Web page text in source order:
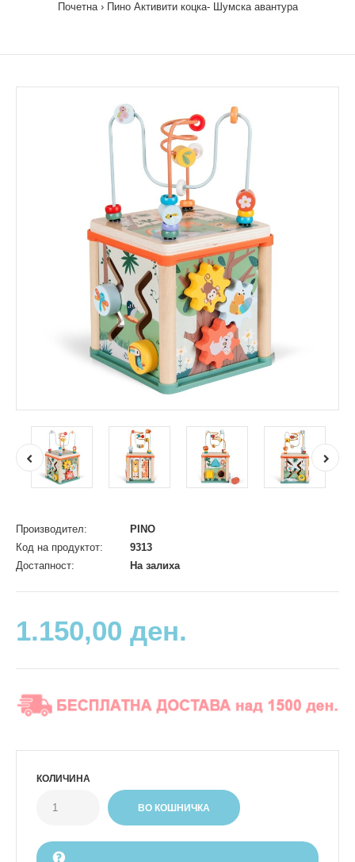
Почетна Пино Активити коцка- Шумска авантура
Производител:
PINO
Код на продуктот:
9313
Достапност:
На залиха
1.150,00 ден.
КОЛИЧИНА